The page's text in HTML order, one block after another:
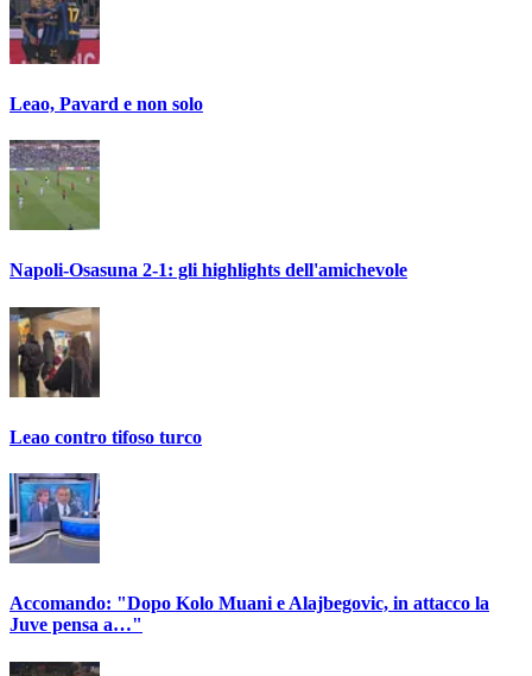
Leao, Pavard e non solo
Napoli-Osasuna 2-1: gli highlights dell'amichevole
Leao contro tifoso turco
Accomando: "Dopo Kolo Muani e Alajbegovic, in attacco la
Juve pensa a…"